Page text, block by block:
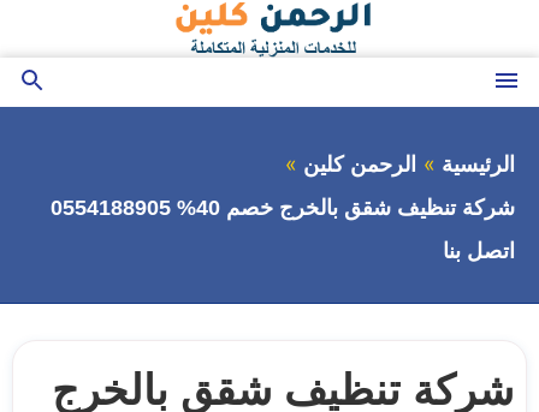
إلى
القائمة
بحث
الرئيسية
الرحمن كلين
شركة تنظيف شقق بالخرج خصم 40% 0554188905
اتصل بنا
شركة تنظيف شقق بالخرج